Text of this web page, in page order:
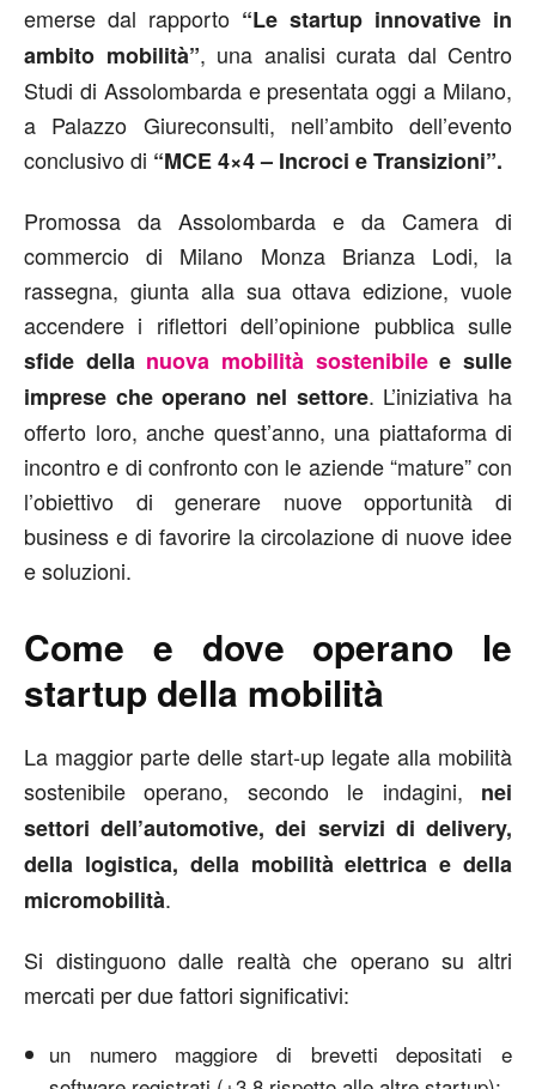
emerse dal rapporto “Le startup innovative in
ambito mobilità”, una analisi curata dal Centro
Studi di Assolombarda e presentata oggi a Milano,
a Palazzo Giureconsulti, nell’ambito dell’evento
conclusivo di “MCE 4×4 – Incroci e Transizioni”.
Promossa da Assolombarda e da Camera di
commercio di Milano Monza Brianza Lodi, la
rassegna, giunta alla sua ottava edizione, vuole
accendere i riflettori dell’opinione pubblica sulle
sfide della nuova mobilità sostenibilee sulle
imprese che operano nel settore. L’iniziativa ha
offerto loro, anche quest’anno, una piattaforma di
incontro e di confronto con le aziende “mature” con
l’obiettivo di generare nuove opportunità di
business e di favorire la circolazione di nuove idee
e soluzioni.
Come e dove operano le
startup della mobilità
La maggior parte delle start-up legate alla mobilità
sostenibile operano, secondo le indagini, nei
settori dell’automotive, dei servizi di delivery,
della logistica, della mobilità elettrica e della
micromobilità.
Si distinguono dalle realtà che operano su altri
mercati per due fattori significativi:
un numero maggiore di brevetti depositati e